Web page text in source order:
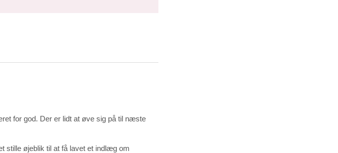
for god. Der er lidt at øve sig på til næste
stille øjeblik til at få lavet et indlæg om